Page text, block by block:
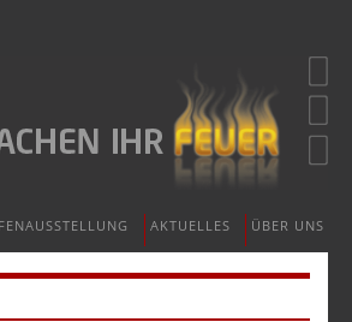
AKTUELLES ÜBER UNS